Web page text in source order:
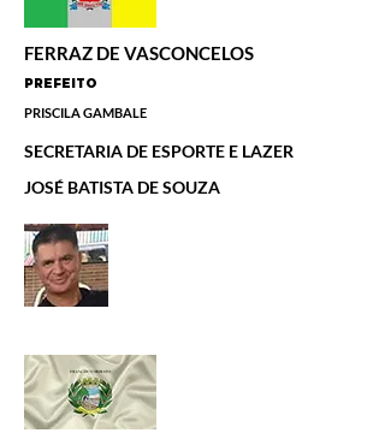
FERRAZ DE VASCONCELOS
PREFEITO
PRISCILA GAMBALE
SECRETARIA DE ESPORTE E LAZER
JOSÉ BATISTA DE SOUZA